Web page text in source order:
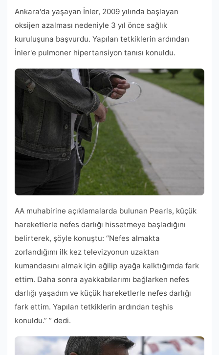
Ankara'da yaşayan İnler, 2009 yılında başlayan
oksijen azalması nedeniyle 3 yıl önce sağlık
kuruluşuna başvurdu. Yapılan tetkiklerin ardından
İnler'e pulmoner hipertansiyon tanısı konuldu.
AA muhabirine açıklamalarda bulunan Pearls, küçük
hareketlerle nefes darlığı hissetmeye başladığını
belirterek, şöyle konuştu: “Nefes almakta
zorlandığımı ilk kez televizyonun uzaktan
kumandasını almak için eğilip ayağa kalktığımda fark
ettim. Daha sonra ayakkabılarımı bağlarken nefes
darlığı yaşadım ve küçük hareketlerle nefes darlığı
fark ettim. Yapılan tetkiklerin ardından teşhis
konuldu.” ” dedi.